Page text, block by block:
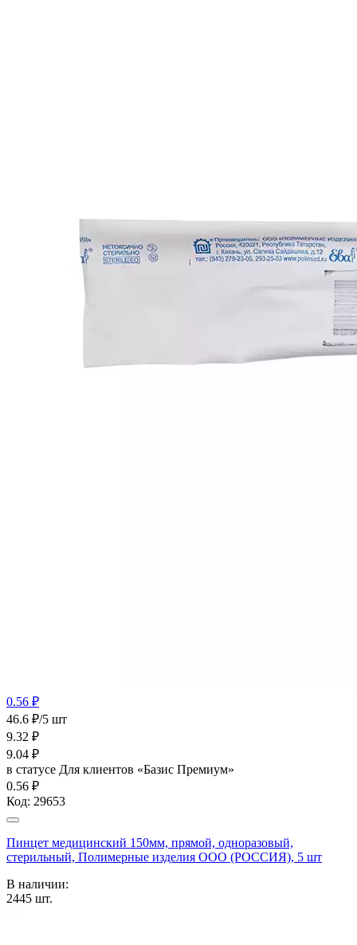
0.56 ₽
46.6 ₽/5 шт
9.32 ₽
9.04 ₽
в статусе Для клиентов «Базис Премиум»
0.56 ₽
Код: 29653
Пинцет медицинский 150мм, прямой, одноразовый,
стерильный, Полимерные изделия OOO (РОССИЯ), 5 шт
В наличии:
2445 шт.